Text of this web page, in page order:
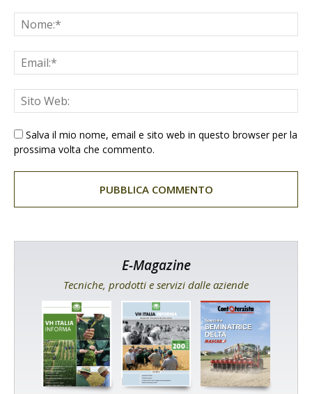
Salva il mio nome, email e sito web in questo browser per la
prossima volta che commento.
E-Magazine
Tecniche, prodotti e servizi dalle aziende